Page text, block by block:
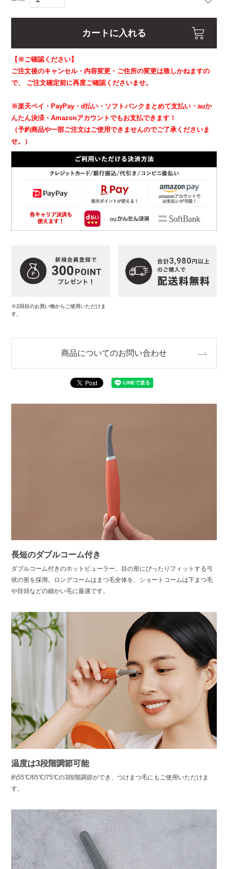
カートに入れる
【※ご確認ください】
ご注文後のキャンセル・内容変更・ご住所の変更は致しかねますの
で、
ご注文確定前に再度ご確認くださいませ。
※楽天ペイ・PayPay・d払い・ソフトバンクまとめて支払い・auか
んたん決済・Amazonアカウントでもお支払できます！
（予約商品や一部ご注文はご使用できませんのでご了承くださいま
せ。）
※2回目のお買い物からご使用いただけま
す。
商品についてのお問い合わせ
長短のダブルコーム付き
ダブルコーム付きのホットビューラー。目の形にぴったりフィットする弓
状の形を採用。ロングコームはまつ毛全体を、ショートコームは下まつ毛
や目頭などの細かい毛に最適です。
温度は3段階調節可能
約55℃/65℃/75℃の3段階調節ができ、つけまつ毛にもご使用いただけま
す。